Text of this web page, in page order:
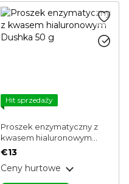
Hit sprzedaży
Proszek enzymatyczny z
kwasem hialuronowym
Dushka 50 g
€13
Ceny hurtowe